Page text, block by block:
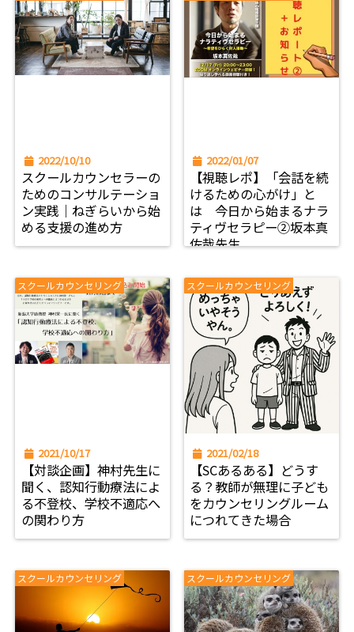
2022/10/10
スクールカウンセラーの
ためのコンサルテーショ
ン実践｜ねぎらいから始
める支援の進め方
2022/01/07
【視聴レポ】「会話を続
けるための心がけ」と
は 今日から始まるナラ
ティヴセラピー②坂本真
佐哉先生
スクールカウンセリング
2021/10/17
【対談企画】神村先生に
聞く、認知行動療法によ
る不登校、学校不適応へ
の関わり方
スクールカウンセリング
2021/02/18
【SCあるある】どうす
る？教師が無理に子ども
をカウンセリングルーム
につれてきた場合
スクールカウンセリング スクールカウンセリング